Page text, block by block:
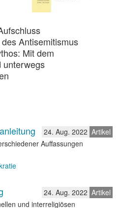
Antisemitismus
Mit dem
unterwegs
Artikel
24. Aug. 2022
Auffassungen
Artikel
24. Aug. 2022
und interreligiösen